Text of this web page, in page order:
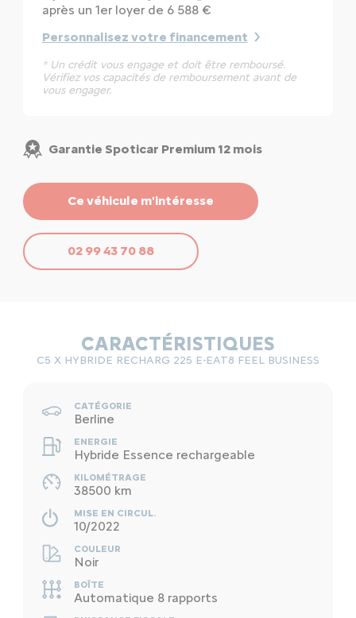
après un 1er loyer de 6 588 €
Personnalisez votre financement
* Un crédit vous engage et doit être remboursé.
Vérifiez vos capacités de remboursement avant de
vous engager.
Garantie Spoticar Premium 12 mois
Ce véhicule m'intéresse
02 99 43 70 88
CARACTÉRISTIQUES
C5 X HYBRIDE RECHARG 225 E-EAT8 FEEL BUSINESS
CATÉGORIE
Berline
ENERGIE
Hybride Essence rechargeable
KILOMÉTRAGE
38500 km
MISE EN CIRCUL.
10/2022
COULEUR
Noir
BOÎTE
Automatique 8 rapports